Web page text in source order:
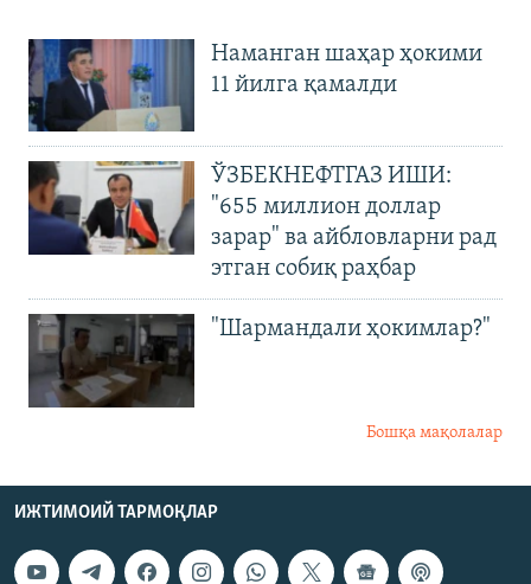
Наманган шаҳар ҳокими
11 йилга қамалди
ЎЗБЕКНЕФТГАЗ ИШИ:
"655 миллион доллар
зарар" ва айбловларни рад
этган собиқ раҳбар
"Шармандали ҳокимлар?"
Бошқа мақолалар
ИЖТИМОИЙ ТАРМОҚЛАР